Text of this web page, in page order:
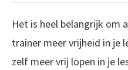
Het is heel belangrijk om
trainer meer vrijheid in je
zelf meer vrij lopen in je